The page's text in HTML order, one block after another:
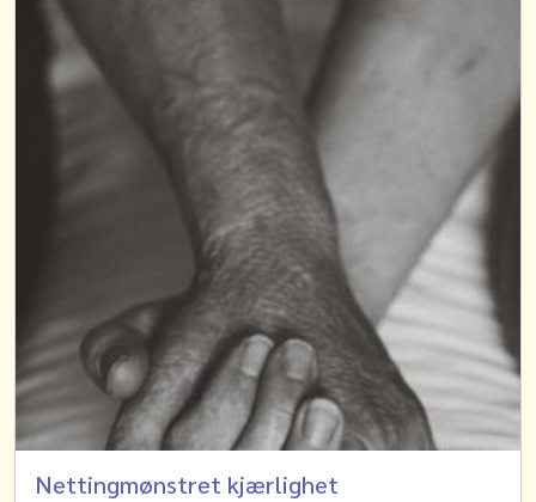
Nettingmønstret kjærlighet